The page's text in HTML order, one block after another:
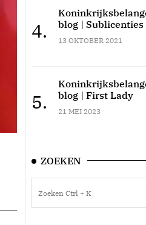
4.
blog | Sublicenties
13 OKTOBER 2021
5.
blog | First Lady
21 MEI 2023
ZOEKEN